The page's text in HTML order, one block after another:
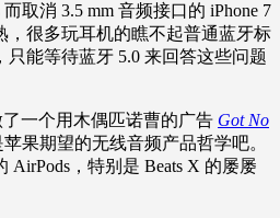
取消 3.5 mm 音频接口的 iPhone 7
，很多玩耳机的瞧不起普通蓝牙标
能等待蓝牙 5.0 来回答这些问题
一个用木偶匹诺曹的广告 Got No
果期望的无线音频产品哲学吧。
AirPods，特别是 Beats X 的屡屡